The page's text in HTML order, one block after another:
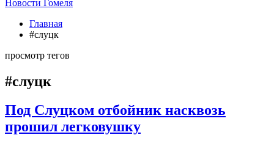
Новости Гомеля
Главная
#слуцк
просмотр тегов
#слуцк
Под Слуцком отбойник насквозь
прошил легковушку